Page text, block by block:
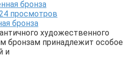
просмотров
бронза
художественного
бронзам принадлежит особое
и